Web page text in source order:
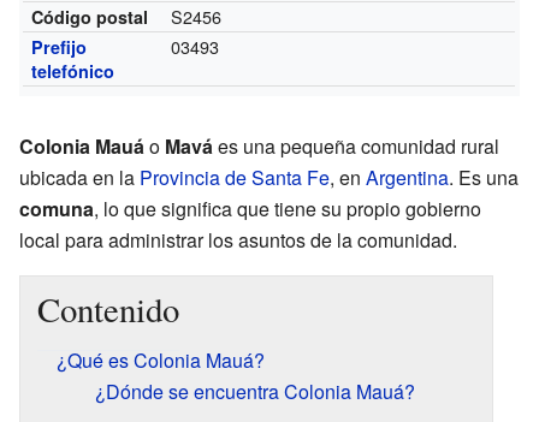
Código postal S2456
Prefijo
telefónico
03493
Colonia Mauáo Maváes una pequeña comunidad rural
ubicada en la Provincia de Santa Fe, en Argentina. Es una
comuna, lo que significa que tiene su propio gobierno
local para administrar los asuntos de la comunidad.
Contenido
¿Qué es Colonia Mauá?
¿Dónde se encuentra Colonia Mauá?